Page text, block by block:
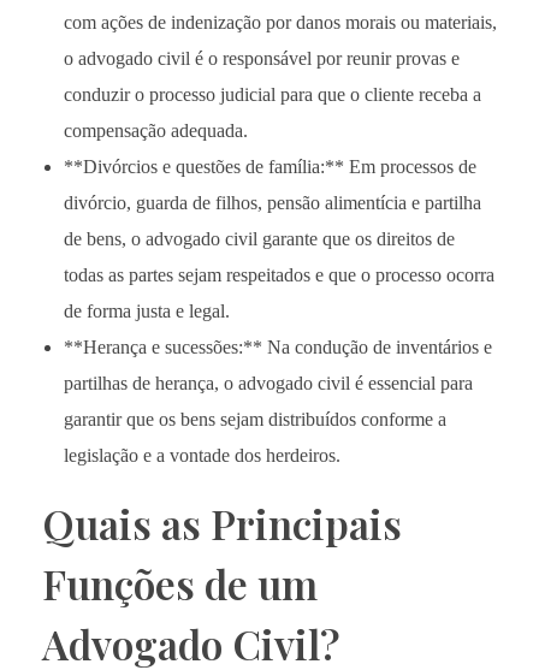
com ações de indenização por danos morais ou materiais,
o advogado civil é o responsável por reunir provas e
conduzir o processo judicial para que o cliente receba a
compensação adequada.
**Divórcios e questões de família:** Em processos de
divórcio, guarda de filhos, pensão alimentícia e partilha
de bens, o advogado civil garante que os direitos de
todas as partes sejam respeitados e que o processo ocorra
de forma justa e legal.
**Herança e sucessões:** Na condução de inventários e
partilhas de herança, o advogado civil é essencial para
garantir que os bens sejam distribuídos conforme a
legislação e a vontade dos herdeiros.
Quais as Principais
Funções de um
Advogado Civil?